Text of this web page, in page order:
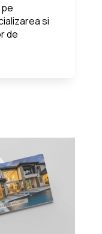
si
de